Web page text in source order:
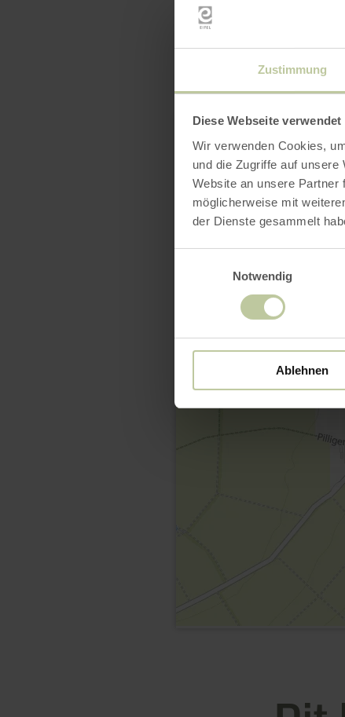
Zustimmung
Diese Webseite
Wir verwenden Cookies,
und die Zugriffe auf
Website an unsere Partner
möglicherweise mit
der Dienste gesammelt
Notwendig
Ablehnen